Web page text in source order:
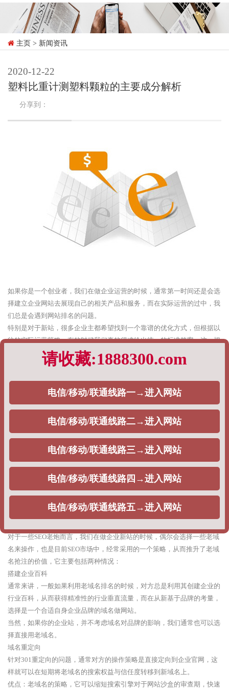
主页 > 新闻资讯
2020-12-22
塑料比重计测塑料颗粒的主要成分解析
分享到：
如果你是一个创业者，我们在做企业运营的时候，通常第一时间还是会选
择建立企业网站去展现自己的相关产品和服务，而在实际运营的过中，我
们总是会遇到网站排名的问题。
特别是对于新站，很多企业主都希望找到一个靠谱的优化方式，但根据以
往的实际运营策略，有的时候我们真的很难给出统一的标准答案，这一切
都完全基于企业主的需求。
根据以往企业网站排名优化的经验，PageAdmin专业建站团队，将通过如
对于一些刚入SEO行业的企业主而言，对方实际上是不清楚快速排名策略
与SEO之间的关系是什么，通常而言，从目前来看，目前市面上大量的
SEO公司都会选择这个策略，去给自己的用户做排名，一般分为如下两种
情况，主要包括：
单词快排：通常是按天计费，一个词多少钱，一般在5块钱左右。
整站权重：利用快排策略，刷企业网站的整站指数排名，提升整站关键词
排名，出权重，一般不同公司根据获得权重不同，给出的报价不同。
优点：根据企业排名的时效性需求，可以在相对较短的时间周期出排名。
缺点：由于采用的优化策略问题，每当搜索引擎算法调整的时候，网站排
名就很难出现稳定排名，甚至整站遭遇降权。
对于一些SEO老炮而言，我们在做企业新站的时候，偶尔会选择一些老域
名来操作，也是目前SEO市场中，经常采用的一个策略，从而推升了老域
名抢注的价值，它主要包括两种情况：
搭建企业百科
通常来讲，一般如果利用老域名排名的时候，对方总是利用其创建企业的
行业百科，从而获得精准性的行业垂直流量，而在从新基于品牌的考量，
选择是一个合适自身企业品牌的域名做网站。
当然，如果你的企业站，并不考虑域名对品牌的影响，我们通常也可以选
择直接用老域名。
域名重定向
针对301重定向的问题，通常对方的操作策略是直接定向到企业官网，这
样就可以在短期将老域名的搜索权益与信任度转移到新域名上。
优点：老域名的策略，它可以缩短搜索引擎对于网站沙盒的审查期，快速